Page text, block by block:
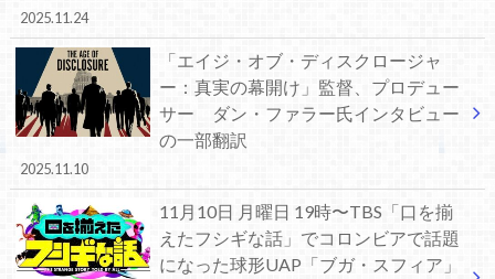
2025.11.24
「エイジ・オブ・ディスクロージャ
ー：真実の幕開け」監督、プロデュー
サー ダン・ファラー氏インタビュー
の一部翻訳
2025.11.10
11月10日 月曜日 19時〜TBS「口を揃
えたフシギな話」でコロンビアで話題
になった球形UAP「ブガ・スフィア」